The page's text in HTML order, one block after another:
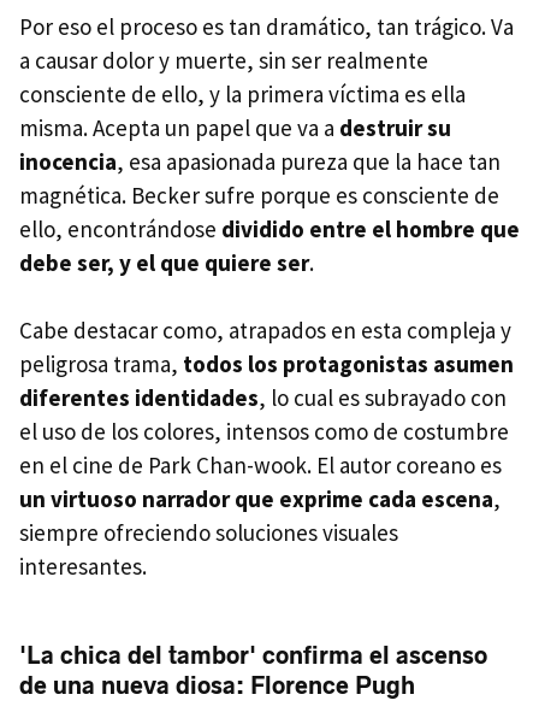
Por eso el proceso es tan dramático, tan trágico. Va
a causar dolor y muerte, sin ser realmente
consciente de ello, y la primera víctima es ella
misma. Acepta un papel que va a destruir su
inocencia, esa apasionada pureza que la hace tan
magnética. Becker sufre porque es consciente de
ello, encontrándose dividido entre el hombre que
debe ser, y el que quiere ser.
Cabe destacar como, atrapados en esta compleja y
peligrosa trama, todos los protagonistas asumen
diferentes identidades, lo cual es subrayado con
el uso de los colores, intensos como de costumbre
en el cine de Park Chan-wook. El autor coreano es
un virtuoso narrador que exprime cada escena,
siempre ofreciendo soluciones visuales
interesantes.
'La chica del tambor' confirma el ascenso
de una nueva diosa: Florence Pugh